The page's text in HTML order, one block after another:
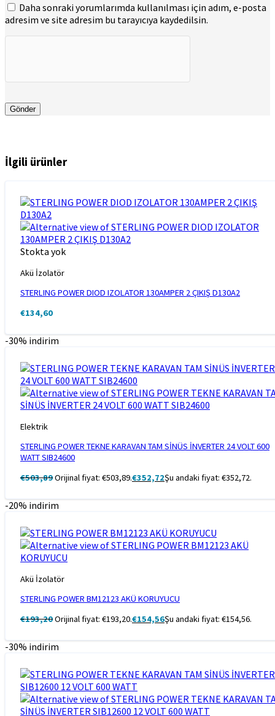
Daha sonraki yorumlarımda kullanılması için adım, e-posta
adresim ve site adresim bu tarayıcıya kaydedilsin.
İlgili ürünler
Stokta yok
Akü İzolatör
STERLING POWER DIOD IZOLATOR 130AMPER 2 ÇIKIŞ D130A2
€134,60
-30% indirim
Elektrik
STERLING POWER TEKNE KARAVAN TAM SİNÜS İNVERTER 24 VOLT 600
WATT SIB24600
€503,89Orijinal fiyat: €503,89.€352,72Şu andaki fiyat: €352,72.
-20% indirim
Akü İzolatör
STERLING POWER BM12123 AKÜ KORUYUCU
€193,20Orijinal fiyat: €193,20.€154,56Şu andaki fiyat: €154,56.
-30% indirim